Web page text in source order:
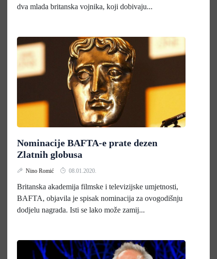
dva mlada britanska vojnika, koji dobivaju...
Nominacije BAFTA-e prate dezen
Zlatnih globusa
Nino Romić 08.01.2020.
Britanska akademija filmske i televizijske umjetnosti,
BAFTA, objavila je spisak nominacija za ovogodišnju
dodjelu nagrada. Isti se lako može zamij...